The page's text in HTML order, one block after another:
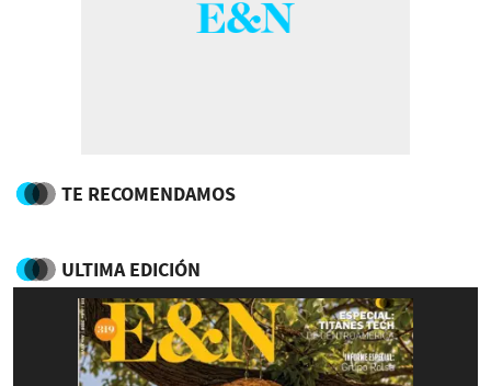
TE RECOMENDAMOS
ULTIMA EDICIÓN